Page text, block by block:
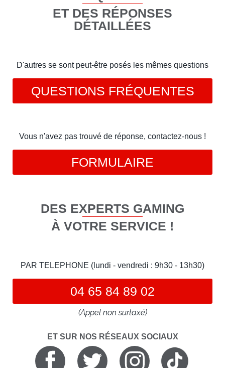
ET DES RÉPONSES
DÉTAILLÉES
D'autres se sont peut-être posés les mêmes questions
QUESTIONS FRÉQUENTES
Vous n'avez pas trouvé de réponse, contactez-nous !
FORMULAIRE
DES EXPERTS GAMING
À VOTRE SERVICE !
PAR TELEPHONE (lundi - vendredi : 9h30 - 13h30)
04 65 84 89 02
(Appel non surtaxé)
ET SUR NOS RÉSEAUX SOCIAUX